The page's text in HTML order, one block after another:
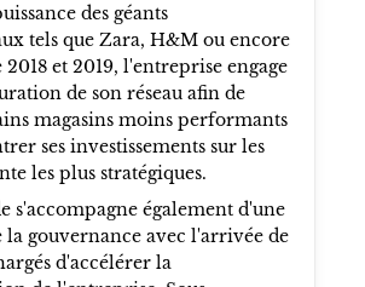
des géants
tels que Zara, H&M ou encore
et 2019, l'entreprise engage
de son réseau afin de
magasins moins performants
ses investissements sur les
les plus stratégiques.
s'accompagne également d'une
gouvernance avec l'arrivée de
d'accélérer la